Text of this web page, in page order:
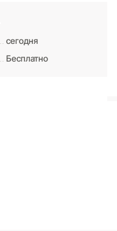
сегодня
Бесплатно